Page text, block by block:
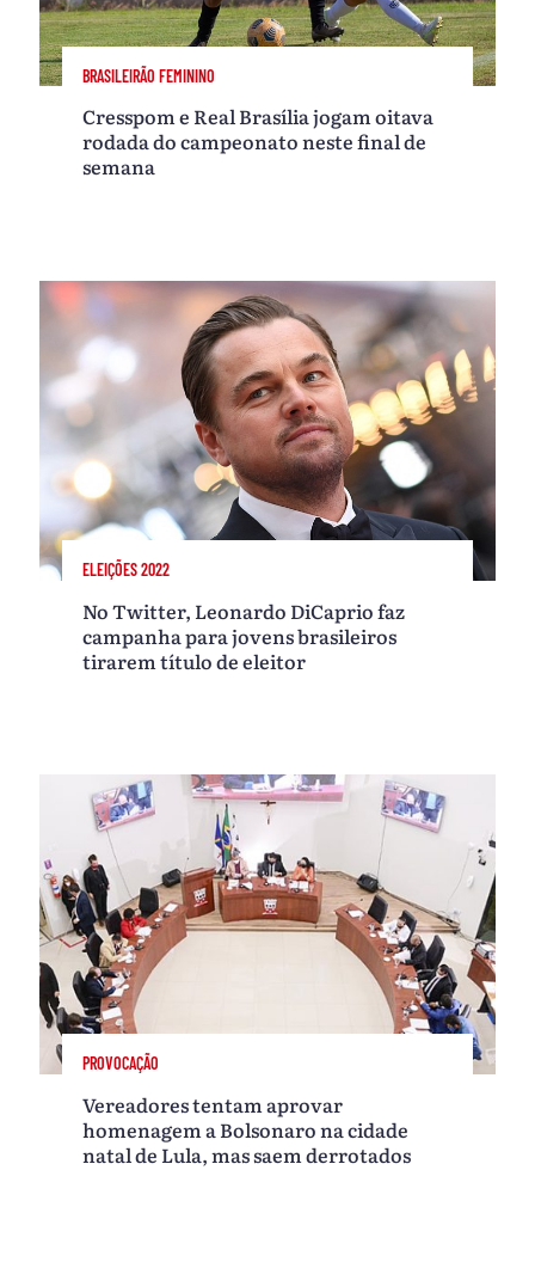
BRASILEIRÃO FEMININO
Cresspom e Real Brasília jogam oitava
rodada do campeonato neste final de
semana
ELEIÇÕES 2022
No Twitter, Leonardo DiCaprio faz
campanha para jovens brasileiros
tirarem título de eleitor
PROVOCAÇÃO
Vereadores tentam aprovar
homenagem a Bolsonaro na cidade
natal de Lula, mas saem derrotados